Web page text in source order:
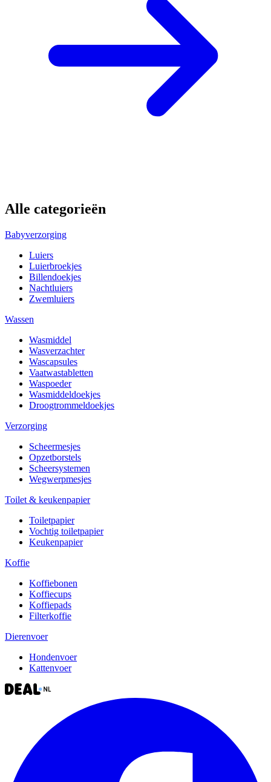
Alle categorieën
Babyverzorging
Luiers
Luierbroekjes
Billendoekjes
Nachtluiers
Zwemluiers
Wassen
Wasmiddel
Wasverzachter
Wascapsules
Vaatwastabletten
Waspoeder
Wasmiddeldoekjes
Droogtrommeldoekjes
Verzorging
Scheermesjes
Opzetborstels
Scheersystemen
Wegwerpmesjes
Toilet & keukenpapier
Toiletpapier
Vochtig toiletpapier
Keukenpapier
Koffie
Koffiebonen
Koffiecups
Koffiepads
Filterkoffie
Dierenvoer
Hondenvoer
Kattenvoer